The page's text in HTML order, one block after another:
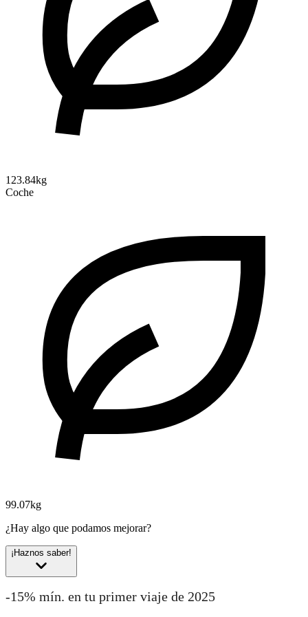
123.84kg
Coche
99.07kg
¿Hay algo que podamos mejorar?
¡Haznos saber!
-15% mín. en tu primer viaje de 2025